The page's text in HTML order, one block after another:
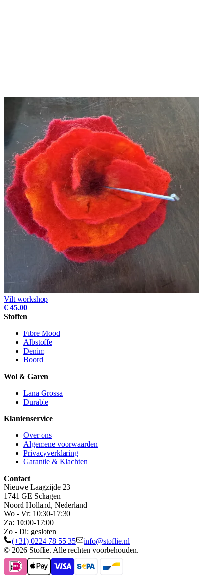
Vilt workshop
€ 45.00
Stoffen
Fibre Mood
Albstoffe
Denim
Boord
Wol & Garen
Lana Grossa
Durable
Klantenservice
Over ons
Algemene voorwaarden
Privacyverklaring
Garantie & Klachten
Contact
Nieuwe Laagzijde 23
1741 GE Schagen
Noord Holland, Nederland
Wo - Vr: 10:30-17:30
Za: 10:00-17:00
Zo - Di: gesloten
(+31) 0224 78 55 35
info@stoflie.nl
© 2026 Stoflie. Alle rechten voorbehouden.